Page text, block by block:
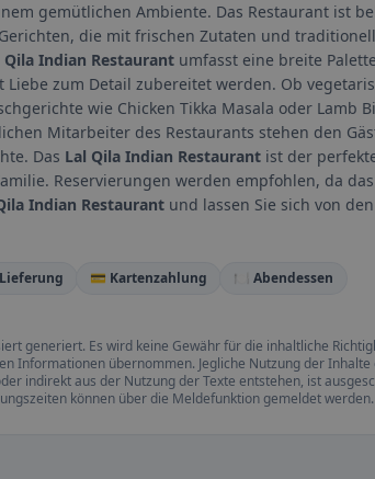
gemütlichen Ambiente. Das Restaurant ist
die mit frischen Zutaten und
Qila Indian Restaurant umfasst eine breite
zum Detail zubereitet werden. Ob
wie Chicken Tikka Masala oder Lamb
Mitarbeiter des Restaurants stehen den
Das Lal Qila Indian Restaurant ist der
Reservierungen werden empfohlen, da das
Indian Restaurant und lassen Sie sich von den
💳 Kartenzahlung
🍽️ Abendessen
generiert. Es wird keine Gewähr für die inhaltliche
Informationen übernommen. Jegliche Nutzung der
indirekt aus der Nutzung der Texte entstehen, ist
können über die Meldefunktion gemeldet werden.